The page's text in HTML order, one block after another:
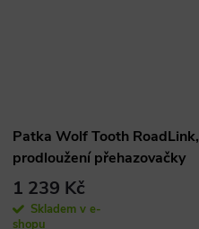
Patka Wolf Tooth RoadLink,
prodloužení přehazovačky
1 239 Kč
Skladem v e-
shopu